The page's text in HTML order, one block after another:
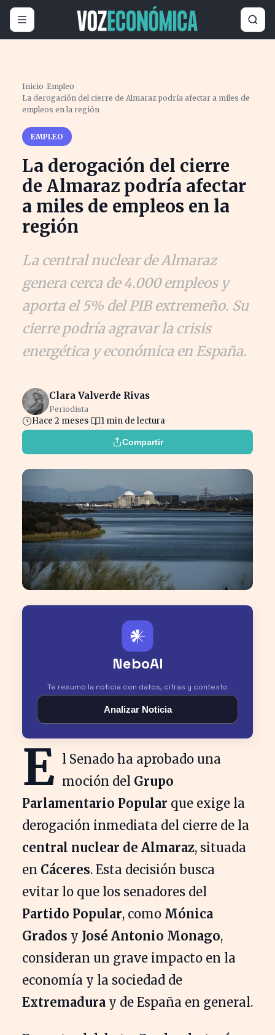
Inicio ›Empleo ›
La derogación del cierre de Almaraz podría afectar a miles de
empleos en la región
EMPLEO
La derogación del cierre
de Almaraz podría afectar
a miles de empleos en la
región
La central nuclear de Almaraz
genera cerca de 4.000 empleos y
aporta el 5% del PIB extremeño. Su
cierre podría agravar la crisis
energética y económica en España.
Clara Valverde Rivas
Periodista
Hace 2 meses 1 min de lectura
Compartir
𒀭
NeboAI
Te resumo la noticia con datos, cifras y contexto
Analizar Noticia
E l Senado ha aprobado una
moción del Grupo
Parlamentario Popular que exige la
derogación inmediata del cierre de la
central nuclear de Almaraz, situada
en Cáceres. Esta decisión busca
evitar lo que los senadores del
Partido Popular, como Mónica
Grados y José Antonio Monago,
consideran un grave impacto en la
economía y la sociedad de
Extremadura y de España en general.